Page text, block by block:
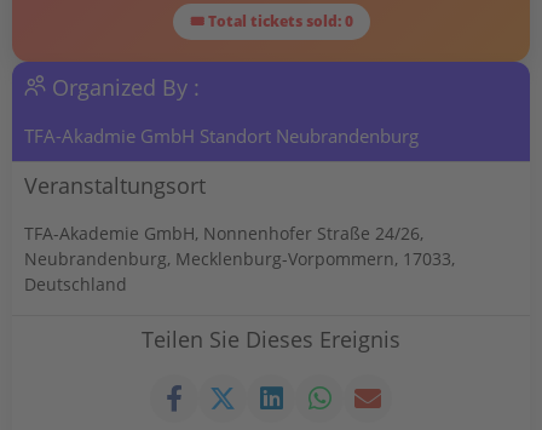
🎟 Total tickets sold: 0
Organized By :
TFA-Akadmie GmbH Standort Neubrandenburg
Veranstaltungsort
TFA-Akademie GmbH, Nonnenhofer Straße 24/26,
Neubrandenburg, Mecklenburg-Vorpommern, 17033,
Deutschland
Teilen Sie Dieses Ereignis